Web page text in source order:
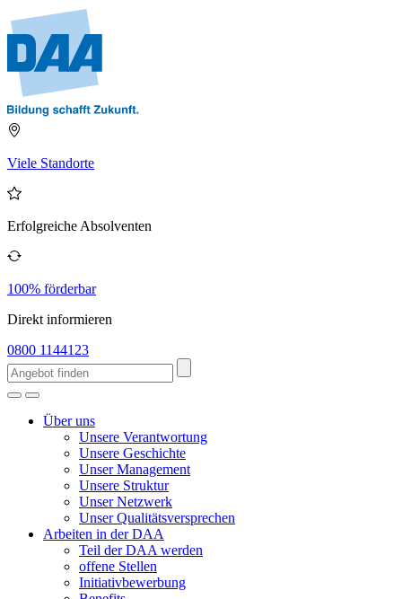
Viele Standorte
Erfolgreiche Absolventen
100% förderbar
Direkt informieren
0800 1144123
Über uns
Unsere Verantwortung
Unsere Geschichte
Unser Management
Unsere Struktur
Unser Netzwerk
Unser Qualitätsversprechen
Arbeiten in der DAA
Teil der DAA werden
offene Stellen
Initiativbewerbung